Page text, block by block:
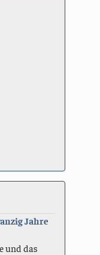
Jahre
und das